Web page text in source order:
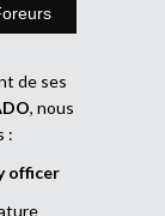
de ses
, nous
:
officer